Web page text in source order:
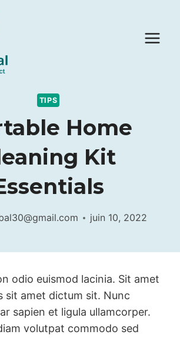
TIPS
Home
Kit
juin 10, 2022
odio euismod lacinia. Sit amet
sit amet dictum sit. Nunc
sapien et ligula ullamcorper.
volutpat commodo sed